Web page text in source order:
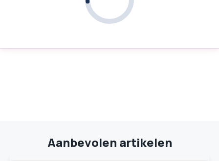
Aanbevolen artikelen